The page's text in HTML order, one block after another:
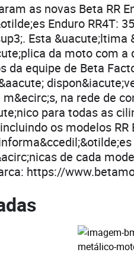
as novas Beta RR
Enduro RR4T:
Esta
da moto com a
da equipe de Beta
m&ecirc;s, na rede de
para todas as
os modelos
de cada
https://